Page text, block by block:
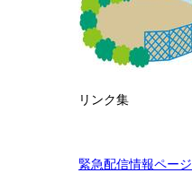
リンク集
緊急配信情報ページ